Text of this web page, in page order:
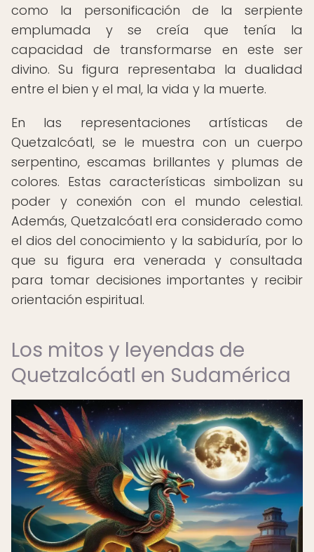
como la personificación de la serpiente
emplumada y se creía que tenía la
capacidad de transformarse en este ser
divino. Su figura representaba la dualidad
entre el bien y el mal, la vida y la muerte.
En las representaciones artísticas de
Quetzalcóatl, se le muestra con un cuerpo
serpentino, escamas brillantes y plumas de
colores. Estas características simbolizan su
poder y conexión con el mundo celestial.
Además, Quetzalcóatl era considerado como
el dios del conocimiento y la sabiduría, por lo
que su figura era venerada y consultada
para tomar decisiones importantes y recibir
orientación espiritual.
Los mitos y leyendas de
Quetzalcóatl en Sudamérica